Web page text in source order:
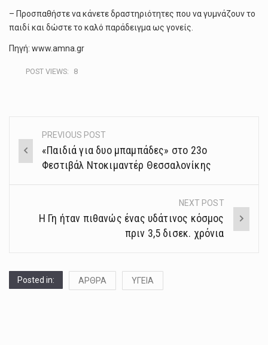
– Προσπαθήστε να κάνετε δραστηριότητες που να γυμνάζουν το
παιδί και δώστε το καλό παράδειγμα ως γονείς.
Πηγή: www.amna.gr
POST VIEWS: 8
Post
navigation
PREVIOUS POST
«Παιδιά για δυο μπαμπάδες» στο 23ο
Φεστιβάλ Ντοκιμαντέρ Θεσσαλονίκης
NEXT POST
Η Γη ήταν πιθανώς ένας υδάτινος κόσμος
πριν 3,5 δισεκ. χρόνια
Posted in: ΑΡΘΡΑ ΥΓΕΙΑ